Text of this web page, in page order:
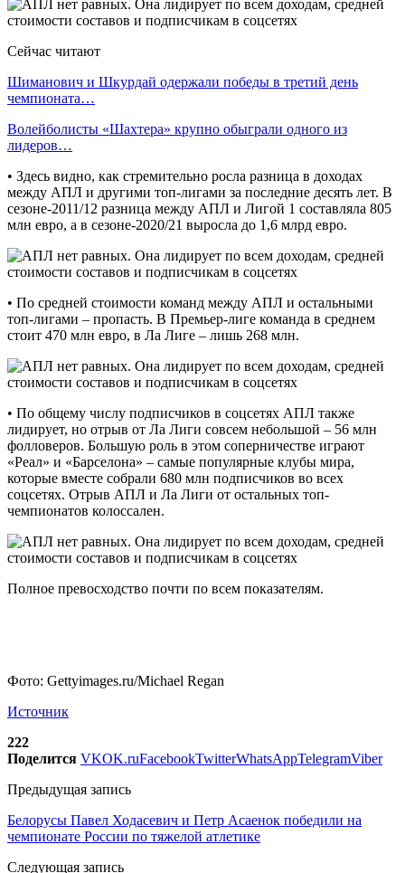
Сейчас читают
Шиманович и Шкурдай одержали победы в третий день
чемпионата…
Волейболисты «Шахтера» крупно обыграли одного из
лидеров…
•‎ Здесь видно, как стремительно росла разница в доходах
между АПЛ и другими топ-лигами за последние десять лет. В
сезоне-2011/12 разница между АПЛ и Лигой 1 составляла 805
млн евро, а в сезоне-2020/21 выросла до 1,6 млрд евро.
•‎ По средней стоимости команд между АПЛ и остальными
топ-лигами – пропасть. В Премьер-лиге команда в среднем
стоит 470 млн евро, в Ла Лиге – лишь 268 млн.
•‎ По общему числу подписчиков в соцсетях АПЛ также
лидирует, но отрыв от Ла Лиги совсем небольшой – 56 млн
фолловеров. Большую роль в этом соперничестве играют
«Реал» и «Барселона» – самые популярные клубы мира,
которые вместе собрали 680 млн подписчиков во всех
соцсетях. Отрыв АПЛ и Ла Лиги от остальных топ-
чемпионатов колоссален.
Полное превосходство почти по всем показателям.
Фото: Gettyimages.ru/Michael Regan
Источник
222
Поделится VKOK.ruFacebookTwitterWhatsAppTelegramViber
Предыдущая запись
Белорусы Павел Ходасевич и Петр Асаенок победили на
чемпионате России по тяжелой атлетике
Следующая запись